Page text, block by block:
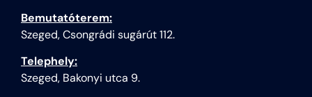
Bemutatóterem:
Szeged, Csongrádi sugárút 112.
Telephely:
Szeged, Bakonyi utca 9.